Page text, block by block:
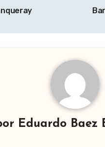
Eduardo Baez